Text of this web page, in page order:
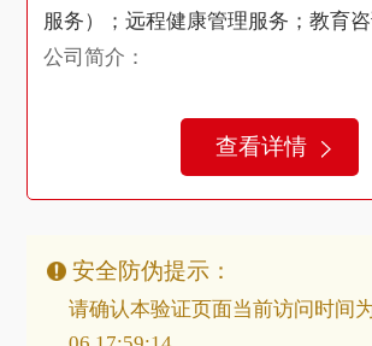
服务）；远程健康管理服务；教育
含涉许可审批的教育培训活动）；企
动；信息咨询服务（不含许可类信息
务）；会议及展览服务；广告制作；
转让、技术推广；信息系统集成服务
智能应用软件开发；人工智能行业应
公司简介：
查看详情
安全防伪提示：
请确认本验证页面当前访问时间